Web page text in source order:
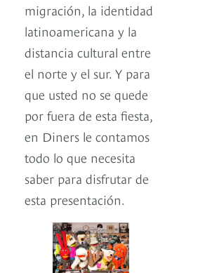
migración, la identidad
latinoamericana y la
distancia cultural entre
el norte y el sur. Y para
que usted no se quede
por fuera de esta fiesta,
en Diners le contamos
todo lo que necesita
saber para disfrutar de
esta presentación.